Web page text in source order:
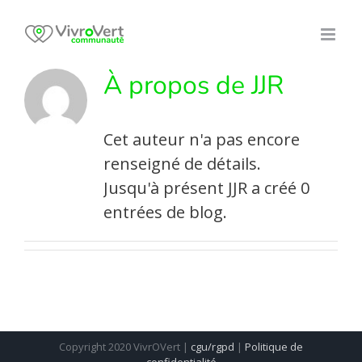
À propos deJJR
Cet auteur n'a pas encore
renseigné de détails.
Jusqu'à présent JJR a créé 0
entrées de blog.
Copyright 2020 VivrOVert | cgu/rgpd | Politique de